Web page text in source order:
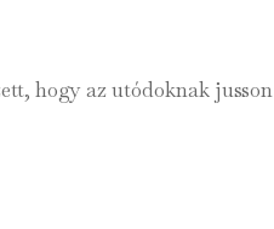
hogy az utódoknak jusson